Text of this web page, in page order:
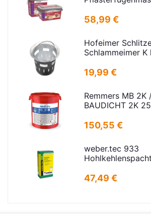
58,99 €
Hofeimer
Schlammeimer K
19,99 €
Remmers MB 2K
BAUDICHT 2K
150,55 €
weber.tec 933
47,49 €